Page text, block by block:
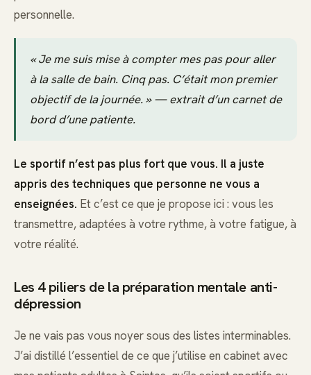
personnelle.
« Je me suis mise à compter mes pas pour aller
à la salle de bain. Cinq pas. C’était mon premier
objectif de la journée. » — extrait d’un carnet de
bord d’une patiente.
Le sportif n’est pas plus fort que vous. Il a juste
appris des techniques que personne ne vous a
enseignées. Et c’est ce que je propose ici : vous les
transmettre, adaptées à votre rythme, à votre fatigue, à
votre réalité.
Les 4 piliers de la préparation mentale anti-
dépression
Je ne vais pas vous noyer sous des listes interminables.
J’ai distillé l’essentiel de ce que j’utilise en cabinet avec